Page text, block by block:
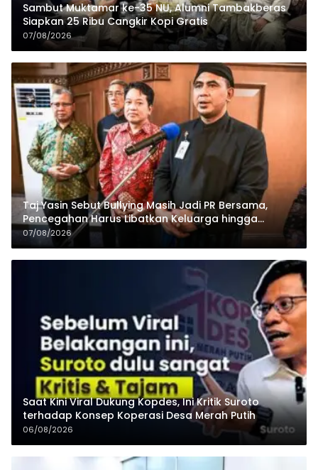
Sambut Muktamar ke-35 NU, Alumni Tambakberas
Siapkan 25 Ribu Cangkir Kopi Gratis
07/08/2026
Taj Yasin Sebut Bullying Masih Jadi PR Bersama,
Pencegahan Harus Libatkan Keluarga hingga
Pesantren
07/08/2026
Saat Kini Viral Dukung Kopdes, Ini Kritik Suroto
terhadap Konsep Koperasi Desa Merah Putih
06/08/2026